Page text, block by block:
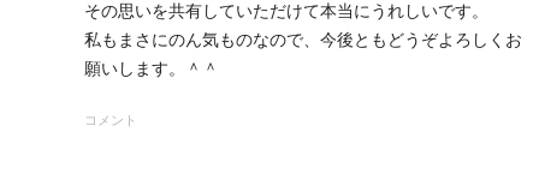
その思いを共有していただけて本当にうれしいです。
私もまさにのん気ものなので、今後ともどうぞよろしくお
願いします。＾＾
コメント